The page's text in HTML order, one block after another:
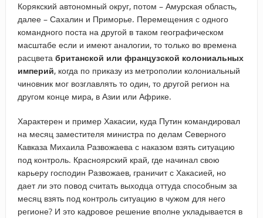
Корякский автономный округ, потом – Амурская область,
далее – Сахалин и Приморье. Перемещения с одного
командного поста на другой в таком географическом
масштабе если и имеют аналогии, то только во времена
расцвета британской или французской колониальных
империй, когда по приказу из метрополии колониальный
чиновник мог возглавлять то один, то другой регион на
другом конце мира, в Азии или Африке.
Характерен и пример Хакасии, куда Путин командировал
на месяц заместителя министра по делам Северного
Кавказа Михаила Развожаева с наказом взять ситуацию
под контроль. Красноярский край, где начинал свою
карьеру господин Развожаев, граничит с Хакасией, но
дает ли это повод считать выходца оттуда способным за
месяц взять под контроль ситуацию в чужом для него
регионе? И это кадровое решение вполне укладывается в